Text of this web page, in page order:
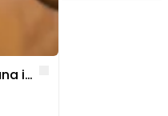
Tenda glamping con sauna in riva al mare